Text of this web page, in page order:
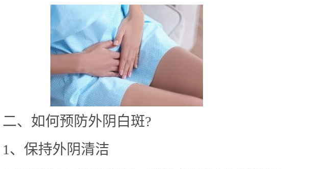
二、如何预防外阴白斑?
1、保持外阴清洁